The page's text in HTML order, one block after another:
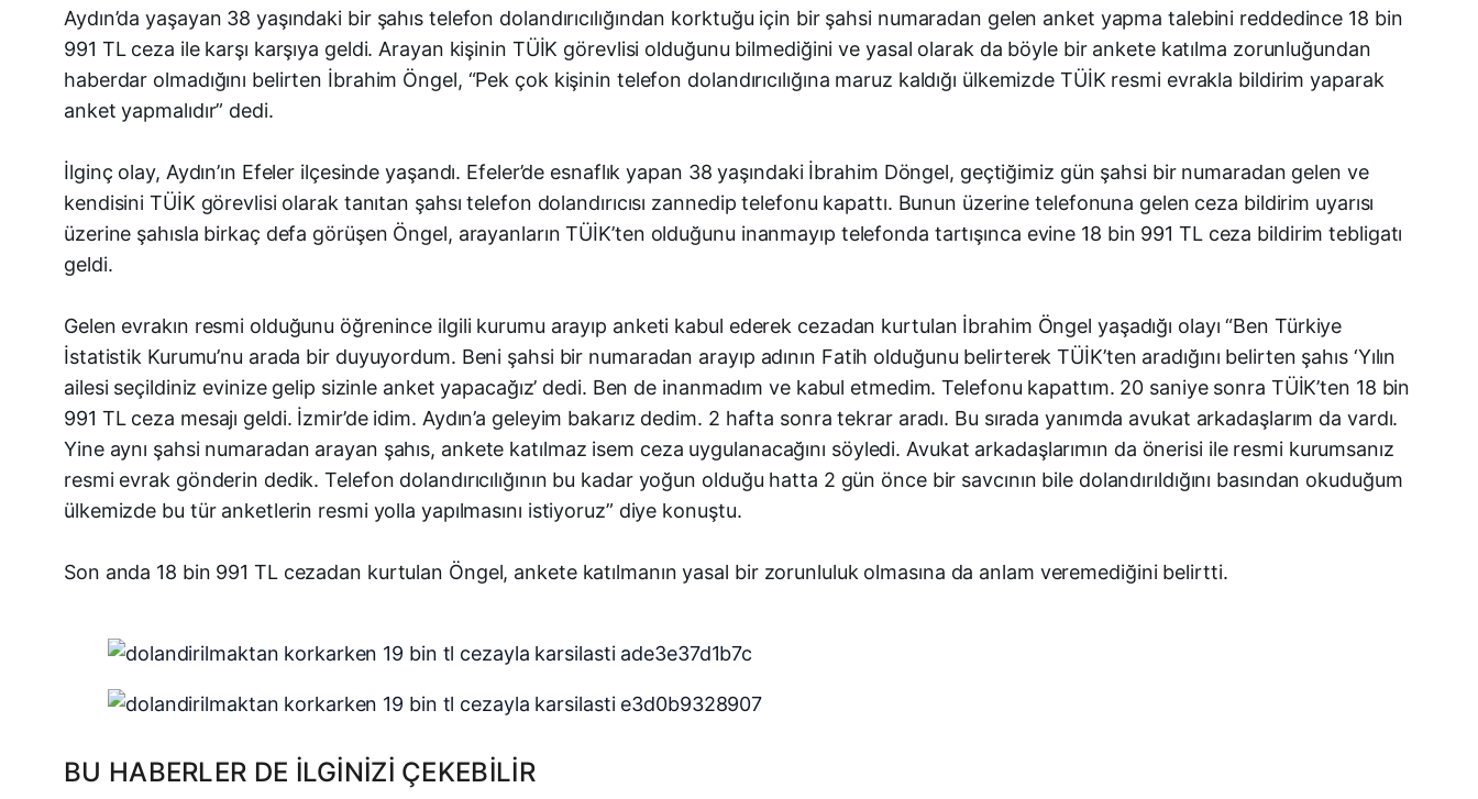
Facebook
X (Twitter)
Telegram
LinkedIn
Aydın’da yaşayan 38 yaşındaki bir şahıs telefon dolandırıcılığından korktuğu için bir şahsi numaradan gelen anket yapma talebini reddedince 18 bin
991 TL ceza ile karşı karşıya geldi. Arayan kişinin TÜİK görevlisi olduğunu bilmediğini ve yasal olarak da böyle bir ankete katılma zorunluğundan
haberdar olmadığını belirten İbrahim Öngel, “Pek çok kişinin telefon dolandırıcılığına maruz kaldığı ülkemizde TÜİK resmi evrakla bildirim yaparak
anket yapmalıdır” dedi.
İlginç olay, Aydın’ın Efeler ilçesinde yaşandı. Efeler’de esnaflık yapan 38 yaşındaki İbrahim Döngel, geçtiğimiz gün şahsi bir numaradan gelen ve
kendisini TÜİK görevlisi olarak tanıtan şahsı telefon dolandırıcısı zannedip telefonu kapattı. Bunun üzerine telefonuna gelen ceza bildirim uyarısı
üzerine şahısla birkaç defa görüşen Öngel, arayanların TÜİK’ten olduğunu inanmayıp telefonda tartışınca evine 18 bin 991 TL ceza bildirim tebligatı
geldi.
Gelen evrakın resmi olduğunu öğrenince ilgili kurumu arayıp anketi kabul ederek cezadan kurtulan İbrahim Öngel yaşadığı olayı “Ben Türkiye
İstatistik Kurumu’nu arada bir duyuyordum. Beni şahsi bir numaradan arayıp adının Fatih olduğunu belirterek TÜİK’ten aradığını belirten şahıs ‘Yılın
ailesi seçildiniz evinize gelip sizinle anket yapacağız’ dedi. Ben de inanmadım ve kabul etmedim. Telefonu kapattım. 20 saniye sonra TÜİK’ten 18 bin
991 TL ceza mesajı geldi. İzmir’de idim. Aydın’a geleyim bakarız dedim. 2 hafta sonra tekrar aradı. Bu sırada yanımda avukat arkadaşlarım da vardı.
Yine aynı şahsi numaradan arayan şahıs, ankete katılmaz isem ceza uygulanacağını söyledi. Avukat arkadaşlarımın da önerisi ile resmi kurumsanız
resmi evrak gönderin dedik. Telefon dolandırıcılığının bu kadar yoğun olduğu hatta 2 gün önce bir savcının bile dolandırıldığını basından okuduğum
ülkemizde bu tür anketlerin resmi yolla yapılmasını istiyoruz” diye konuştu.
Son anda 18 bin 991 TL cezadan kurtulan Öngel, ankete katılmanın yasal bir zorunluluk olmasına da anlam veremediğini belirtti.
BU HABERLER DE İLGINIZI ÇEKEBILIR